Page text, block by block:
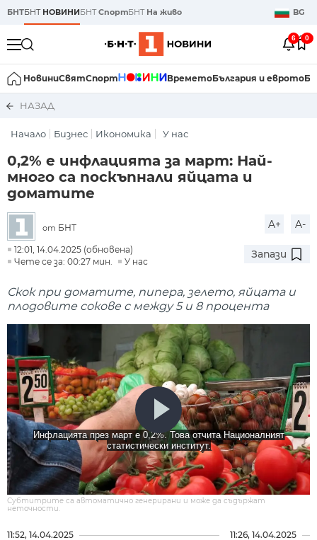
БНТБНТ НОВИНИБНТСпортБНТ На живо BG
6 0
НовиниСвятСпорт ВреметоБългария и еврото
НАЗАД
Начало Бизнес Икономика У нас
0,2% е инфлацията за март: Най-
много са поскъпнали яйцата и
доматите
от БНТ A+ A-
12:01, 14.04.2025 (обновена)
Чете се за: 00:27 мин.
У нас
Запази
Скок при доматите, пипера, зелето, яйцата и
плодовите сокове с между 5 и 8 процента
Инфлацията през март е 0,2%. Това отчита Националният
статистически институт.
Субтитрите са автоматично генерирани и може да съдържат
неточности.
11:52, 14.04.2025 11:26, 14.04.2025